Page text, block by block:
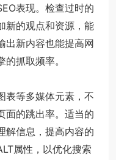
表现。检查过时的
新的观点和资源，能
出新内容也能提高网
抓取频率。
等多媒体元素，不
面的跳出率。适当的
解信息，提高内容的
属性，以优化搜索